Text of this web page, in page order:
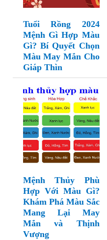
Tuổi Rồng 2024
Mệnh Gì Hợp Màu
Gì? Bí Quyết Chọn
Màu May Mắn Cho
Giáp Thìn
Mệnh Thủy Phù
Hợp Với Màu Gì?
Khám Phá Màu Sắc
Mang Lại May
Mắn và Thịnh
Vượng